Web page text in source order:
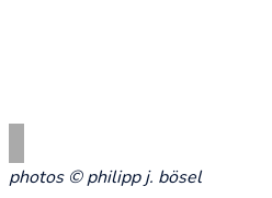
photos © philipp j. bösel